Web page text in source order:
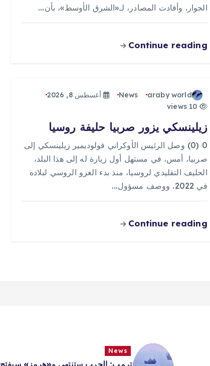
الجوار. وأفادت المصادر، لـ«الشرق الأوسط»، بأن…
Continue reading
araby world
News
أغسطس 8, 2026
زيلينسكي يزور صربيا حليفة روسيا
0 (0) وصل الرئيس الأوكراني فولوديمير زيلينسكي إلى
صربيا، أمس، في مستهل أول زيارة له إلى هذا البلد،
الحليف التقليدي لروسيا، منذ بدء الغزو الروسي لبلاده
في 2022. ووصف مسؤول…
Continue reading
News
ترمب: الحرب ستنتهي و«هرمز» سيفتح